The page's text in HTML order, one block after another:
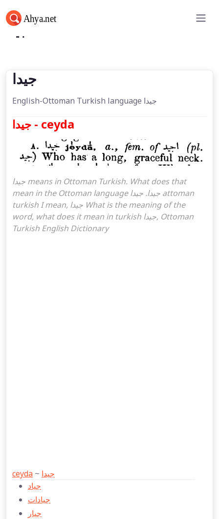
جیدا
جیدا
English-Ottoman Turkish language جیدا
جیدا - ceyda
جیدا means in Ottoman Turkish. What does that
mean in the Ottoman language جیدا. جیدا attoman
turkish I mean, جیدا What is the meaning of the
word, what does it mean in turkish جیدا, Ottoman
Turkish English Dictionary
ceyda ~ جیدا
جياد
جيادات
جيار